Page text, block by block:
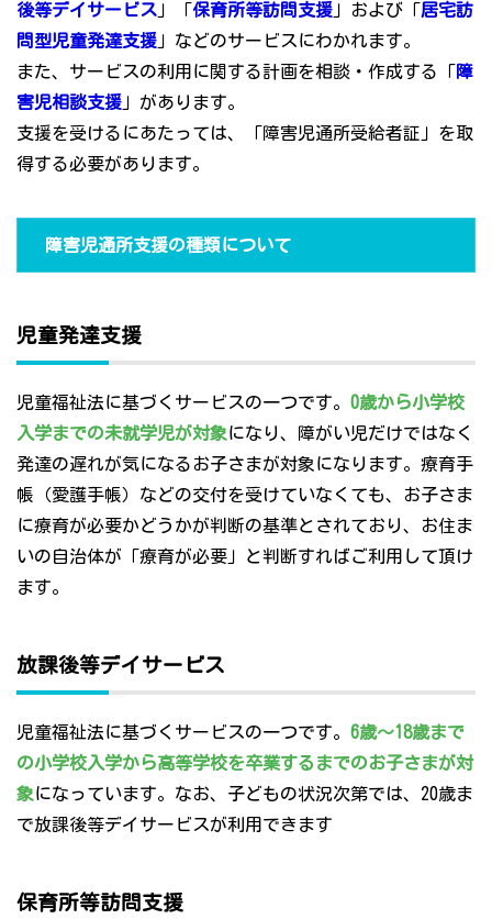
後等デイサービス 」「保育所等訪問支援 」および「居宅訪
問型児童発達支援 」などのサービスにわかれます。
また、サービスの利用に関する計画を相談・作成する「障
害児相談支援 」があります。
支援を受けるにあたっては、「障害児通所受給者証」を取
得する必要があります。
障害児通所支援の種類について
児童発達支援
児童福祉法に基づくサービスの一つです。 0歳から小学校
入学までの未就学児が対象になり、障がい児だけではなく
発達の遅れが気になるお子さまが対象になります。療育手
帳（愛護手帳）などの交付を受けていなくても、お子さま
に療育が必要かどうかが判断の基準とされており、お住ま
いの自治体が「療育が必要」と判断すればご利用して頂け
ます。
放課後等デイサービス
児童福祉法に基づくサービスの一つです。 6歳～18歳まで
の小学校入学から高等学校を卒業するまでのお子さまが対
象になっています。なお、子どもの状況次第では、20歳ま
で放課後等デイサービスが利用できます
保育所等訪問支援